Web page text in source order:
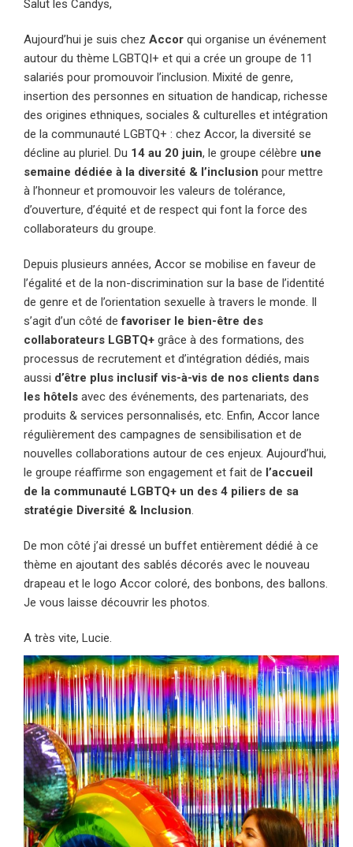
Salut les Candys,
Aujourd’hui je suis chez Accor qui organise un événement
autour du thème LGBTQI+ et qui a crée un groupe de 11
salariés pour promouvoir l’inclusion. Mixité de genre,
insertion des personnes en situation de handicap, richesse
des origines ethniques, sociales & culturelles et intégration
de la communauté LGBTQ+ : chez Accor, la diversité se
décline au pluriel. Du 14 au 20 juin, le groupe célèbre une
semaine dédiée à la diversité & l’inclusion pour mettre
à l’honneur et promouvoir les valeurs de tolérance,
d’ouverture, d’équité et de respect qui font la force des
collaborateurs du groupe.
Depuis plusieurs années, Accor se mobilise en faveur de
l’égalité et de la non-discrimination sur la base de l’identité
de genre et de l’orientation sexuelle à travers le monde. Il
s’agit d’un côté defavoriser le bien-être des
collaborateurs LGBTQ+ grâce à des formations, des
processus de recrutement et d’intégration dédiés, mais
aussi d’être plus inclusif vis-à-vis de nos clients dans
les hôtels avec des événements, des partenariats, des
produits & services personnalisés, etc. Enfin, Accor lance
régulièrement des campagnes de sensibilisation et de
nouvelles collaborations autour de ces enjeux. Aujourd’hui,
le groupe réaffirme son engagement et fait de l’accueil
de la communauté LGBTQ+ un des 4 piliers de sa
stratégie Diversité & Inclusion
De mon côté j’ai dressé un buffet entièrement dédié à ce
thème en ajoutant des sablés décorés avec le nouveau
drapeau et le logo Accor coloré, des bonbons, des ballons.
Je vous laisse découvrir les photos.
A très vite, Lucie.